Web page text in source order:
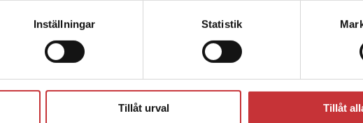
Inställningar Statistik
Tillåt urval Tillåt
Uppdrag kan ges som enbart omfattar formgivning. Ett uppdrag
slutligen leverera tryckfärdiga pdf:er. Uppdragen specificeras från
produktionsplan etc. i samband med beställning.
6 Leverans
Uppdragstagaren har att följa Studentlitteraturs krav och riktlinjer